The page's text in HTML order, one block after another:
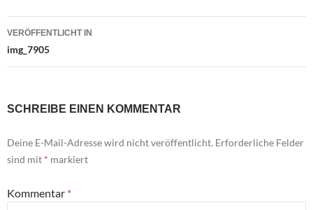
Beitragsnavigation
VERÖFFENTLICHT IN
img_7905
SCHREIBE EINEN KOMMENTAR
Deine E-Mail-Adresse wird nicht veröffentlicht. Erforderliche Felder
sind mit * markiert
Kommentar *